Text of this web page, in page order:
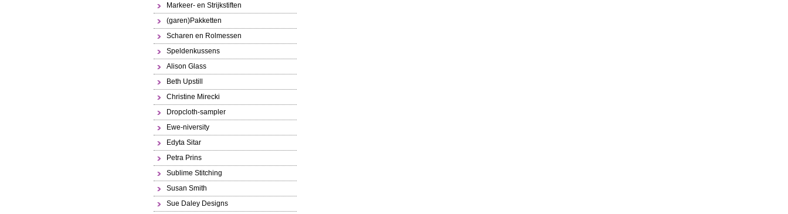
Markeer- en Strijkstiften
(garen)Pakketten
Scharen en Rolmessen
Speldenkussens
Alison Glass
Beth Upstill
Christine Mirecki
Dropcloth-sampler
Ewe-niversity
Edyta Sitar
Petra Prins
Sublime Stitching
Susan Smith
Sue Daley Designs